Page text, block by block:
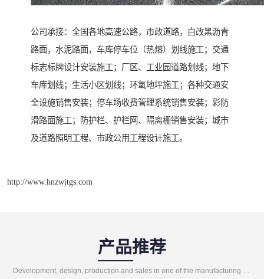
公司承接：全国各地高速公路，市政道路，白改黑沥青
路面，水泥路面，车库停车位（热熔）划线施工；交通
标志标牌设计安装施工；厂区、工业园道路划线；地下
车库划线；生活小区划线；环氧地坪施工；各种交通安
全设施销售安装；停车场收费管理系统销售安装；彩防
滑路面施工；防护栏、护栏网、隔离栅销售安装；城市
及道路照明工程、市政公用工程设计施工。
http://www.hnzwjtgs.com
产品推荐
Development, design, production and sales in one of the manufacturing enterprises